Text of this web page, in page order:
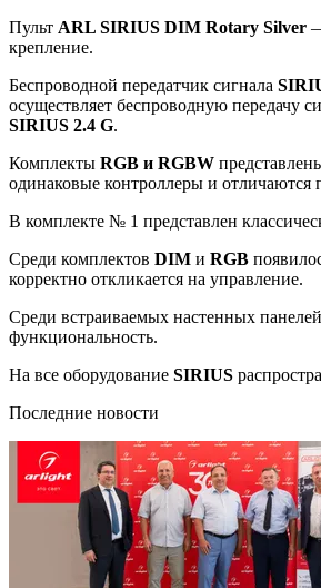
Пульт ARL SIRIUS DIM Rotary Silver
крепление.
Беспроводной передатчик сигнала
осуществляет беспроводную передачу
SIRIUS 2.4 G.
Комплекты RGB и RGBW
одинаковые контроллеры и отличаются
В комплекте № 1 представлен
Среди комплектов DIM и RGB
корректно откликается на управление.
Среди встраиваемых настенных
функциональность.
На все оборудование SIRIUS
Последние новости